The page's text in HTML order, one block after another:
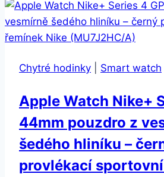
M
–
black/steel
Chytré hodinky
Smart watch
Apple Watch Nike+
44mm pouzdro z
šedého hliníku –
provlékací